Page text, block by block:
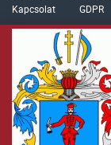
Kapcsolat
GDPR